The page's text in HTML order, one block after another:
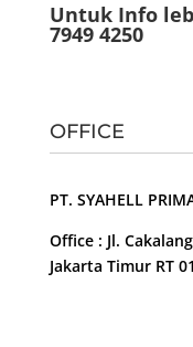
Untuk Info
7949 4250
OFFICE
PT. SYAHELL
Office : Jl.
Jakarta Timur RT